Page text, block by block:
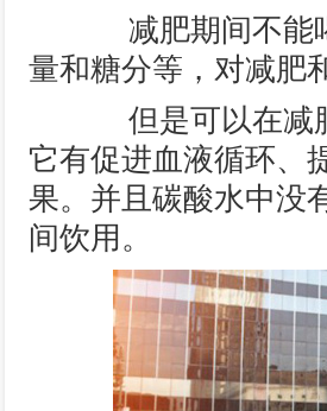
减肥期间不能
量和糖分等，对减肥
但是可以在减
它有促进血液循环、
果。并且碳酸水中没
间饮用。